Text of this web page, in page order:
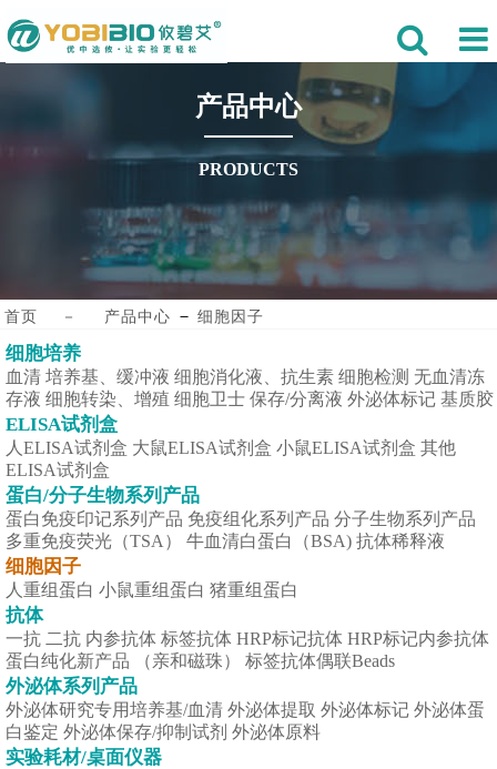
产品中心
PRODUCTS
首页 － 产品中心 － 细胞因子
细胞培养
血清 培养基、缓冲液 细胞消化液、抗生素 细胞检测 无血清冻
存液 细胞转染、增殖 细胞卫士 保存/分离液 外泌体标记 基质胶
ELISA试剂盒
人ELISA试剂盒 大鼠ELISA试剂盒 小鼠ELISA试剂盒 其他
ELISA试剂盒
蛋白/分子生物系列产品
蛋白免疫印记系列产品 免疫组化系列产品 分子生物系列产品
多重免疫荧光（TSA）
牛血清白蛋白（BSA) 抗体稀释液
细胞因子
人重组蛋白 小鼠重组蛋白 猪重组蛋白
抗体
一抗 二抗 内参抗体 标签抗体 HRP标记抗体 HRP标记内参抗体
蛋白纯化新产品 （亲和磁珠）
标签抗体偶联Beads
外泌体系列产品
外泌体研究专用培养基/血清 外泌体提取 外泌体标记 外泌体蛋
白鉴定 外泌体保存/抑制试剂 外泌体原料
实验耗材/桌面仪器